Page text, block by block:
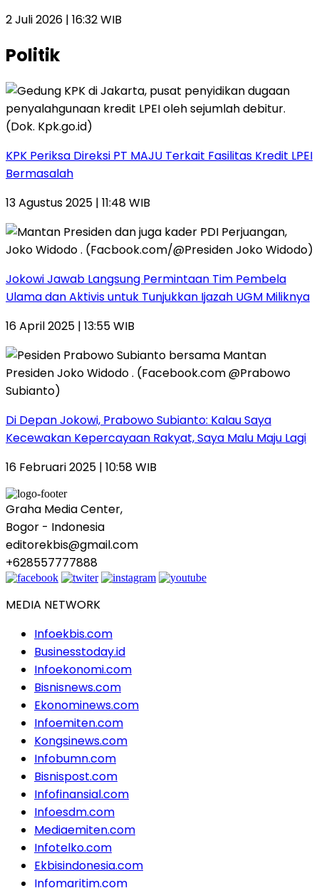
2 Juli 2026 | 16:32 WIB
Politik
KPK Periksa Direksi PT MAJU Terkait Fasilitas Kredit LPEI
Bermasalah
13 Agustus 2025 | 11:48 WIB
Jokowi Jawab Langsung Permintaan Tim Pembela
Ulama dan Aktivis untuk Tunjukkan Ijazah UGM Miliknya
16 April 2025 | 13:55 WIB
Di Depan Jokowi, Prabowo Subianto: Kalau Saya
Kecewakan Kepercayaan Rakyat, Saya Malu Maju Lagi
16 Februari 2025 | 10:58 WIB
Graha Media Center,
Bogor - Indonesia
editorekbis@gmail.com
+628557777888
MEDIA NETWORK
Infoekbis.com
Businesstoday.id
Infoekonomi.com
Bisnisnews.com
Ekonominews.com
Infoemiten.com
Kongsinews.com
Infobumn.com
Bisnispost.com
Infofinansial.com
Infoesdm.com
Mediaemiten.com
Infotelko.com
Ekbisindonesia.com
Infomaritim.com